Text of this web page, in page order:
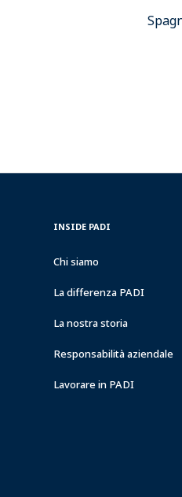
INSIDE
INSIDE PADI
Chi siamo
La differenza PADI
La nostra storia
Responsabilità aziendale
Lavorare in PADI